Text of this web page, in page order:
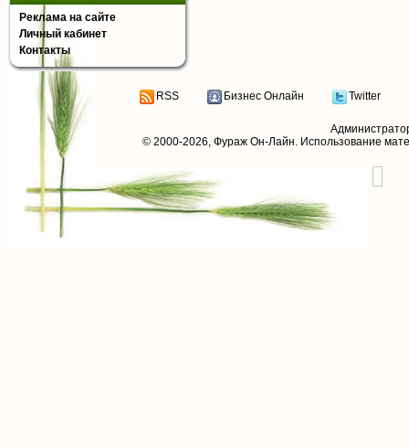
Реклама на сайте
Личный кабинет
Контакты
RSS Бизнес Онлайн Twitter
© 2000-2026, Фураж Он-Лайн. Использование